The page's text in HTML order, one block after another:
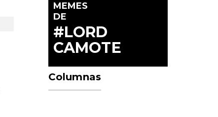
MEMES
DE
#LORD
CAMOTE
Columnas